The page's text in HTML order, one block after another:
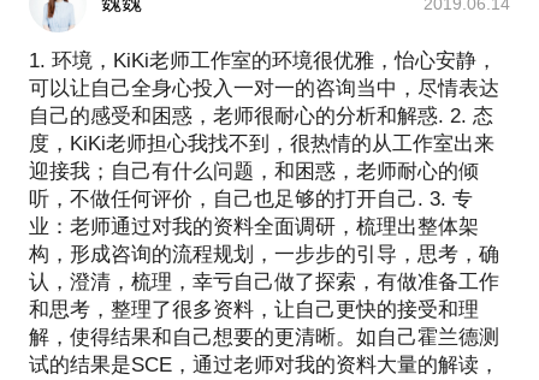
1. 环境，KiKi老师工作室的环境很优雅，怡心安静，
可以让自己全身心投入一对一的咨询当中，尽情表达
自己的感受和困惑，老师很耐心的分析和解惑. 2. 态
度，KiKi老师担心我找不到，很热情的从工作室出来
迎接我；自己有什么问题，和困惑，老师耐心的倾
听，不做任何评价，自己也足够的打开自己. 3. 专
业：老师通过对我的资料全面调研，梳理出整体架
构，形成咨询的流程规划，一步步的引导，思考，确
认，澄清，梳理，幸亏自己做了探索，有做准备工作
和思考，整理了很多资料，让自己更快的接受和理
解，使得结果和自己想要的更清晰。如自己霍兰德测
试的结果是SCE，通过老师对我的资料大量的解读，